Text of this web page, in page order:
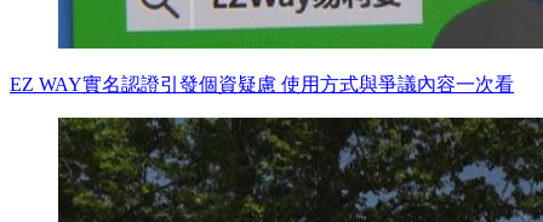
EZ WAY實名認證引發個資疑慮 使用方式與爭議內容一次看